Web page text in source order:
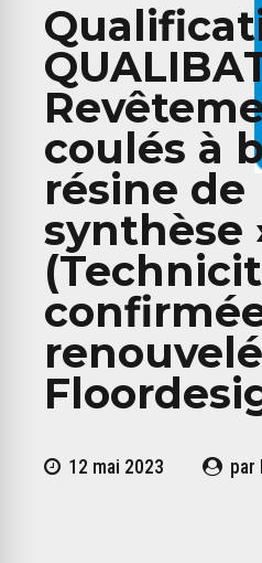
coulés à
résine de
synthèse
12 mai 2023 par